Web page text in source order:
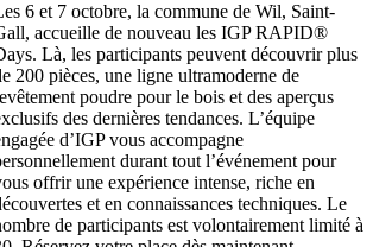
6 et 7 octobre, la commune de Wil, Saint-
accueille de nouveau les IGP RAPID®
Là, les participants peuvent découvrir plus
200 pièces, une ligne ultramoderne de
poudre pour le bois et des aperçus
des dernières tendances. L’équipe
d’IGP vous accompagne
durant tout l’événement pour
offrir une expérience intense, riche en
et en connaissances techniques. Le
de participants est volontairement limité à